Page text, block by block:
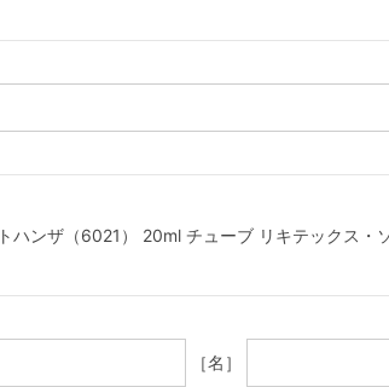
ハンザ（6021） 20ml チューブ リキテックス・
［名］